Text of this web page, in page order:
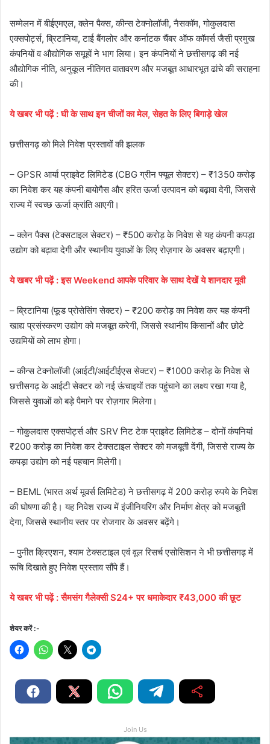
सम्मेलन में बीईएमएल, क्लेन पैक्स, कीन्स टेक्नोलॉजी, नैसकॉम, गोकुलदास
एक्सपोर्ट्स, ब्रिटानिया, टाई बैंगलोर और कर्नाटक चैंबर ऑफ कॉमर्स जैसी प्रमुख
कंपनियों व औद्योगिक समूहों ने भाग लिया। इन कंपनियों ने छत्तीसगढ़ की नई
औद्योगिक नीति, अनुकूल नीतिगत वातावरण और मजबूत आधारभूत ढांचे की सराहना
की।
ये खबर भी पढ़ें: घी के साथ इन चीजों का मेल, सेहत के लिए बिगाड़े खेल
छत्तीसगढ़ को मिले निवेश प्रस्तावों की झलक
– GPSR आर्या प्राइवेट लिमिटेड (CBG ग्रीन फ्यूल सेक्टर) – ₹1350 करोड़
का निवेश कर यह कंपनी बायोगैस और हरित ऊर्जा उत्पादन को बढ़ावा देगी, जिससे
राज्य में स्वच्छ ऊर्जा क्रांति आएगी।
– क्लेन पैक्स (टेक्सटाइल सेक्टर) – ₹500 करोड़ के निवेश से यह कंपनी कपड़ा
उद्योग को बढ़ावा देगी और स्थानीय युवाओं के लिए रोज़गार के अवसर बढ़ाएगी।
ये खबर भी पढ़ें: इस Weekend आपके परिवार के साथ देखें ये शानदार मूवी
– ब्रिटानिया (फूड प्रोसेसिंग सेक्टर) – ₹200 करोड़ का निवेश कर यह कंपनी
खाद्य प्रसंस्करण उद्योग को मजबूत करेगी, जिससे स्थानीय किसानों और छोटे
उद्यमियों को लाभ होगा।
– कीन्स टेक्नोलॉजी (आईटी/आईटीईएस सेक्टर) – ₹1000 करोड़ के निवेश से
छत्तीसगढ़ के आईटी सेक्टर को नई ऊंचाइयों तक पहुंचाने का लक्ष्य रखा गया है,
जिससे युवाओं को बड़े पैमाने पर रोज़गार मिलेगा।
– गोकुलदास एक्सपोर्ट्स और SRV निट टेक प्राइवेट लिमिटेड – दोनों कंपनियां
₹200 करोड़ का निवेश कर टेक्सटाइल सेक्टर को मजबूती देंगी, जिससे राज्य के
कपड़ा उद्योग को नई पहचान मिलेगी।
– BEML (भारत अर्थ मूवर्स लिमिटेड) ने छत्तीसगढ़ में 200 करोड़ रुपये के निवेश
की घोषणा की है। यह निवेश राज्य में इंजीनियरिंग और निर्माण क्षेत्र को मजबूती
देगा, जिससे स्थानीय स्तर पर रोजगार के अवसर बढ़ेंगे।
– पुनीत क्रिएशन, श्याम टेक्सटाइल एवं वूल रिसर्च एसोसिशन ने भी छत्तीसगढ़ में
रूचि दिखाते हुए निवेश प्रस्ताव सौंपे हैं।
ये खबर भी पढ़ें: सैमसंग गैलेक्सी S24+ पर धमाकेदार ₹43,000 की छूट
शेयर करें :-
Join Us